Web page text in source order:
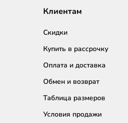
Клиентам
Скидки
Купить в рассрочку
Оплата и доставка
Обмен и возврат
Таблица размеров
Условия продажи